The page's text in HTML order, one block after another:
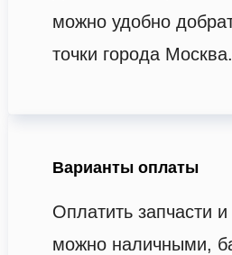
можно удобно
точки города Москва.
Варианты оплаты
Оплатить запчасти
можно наличными,